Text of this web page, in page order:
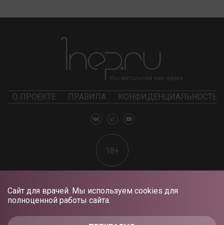
Сайт для врачей. Мы используем cookies для
полноценной работы сайта.
О ПРОЕКТЕ ПРАВИЛА КОНФИДЕНЦИАЛЬНОСТЬ
18+